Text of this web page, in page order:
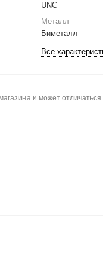
UNC
Металл
Биметалл
Все
и может